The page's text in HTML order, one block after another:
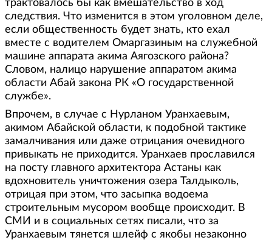
трактовалось бы как вмешательство в ход
следствия. Что изменится в этом уголовном деле,
если общественность будет знать, кто ехал
вместе с водителем Омаргазиным на служебной
машине аппарата акима Аягозского района?
Словом, налицо нарушение аппаратом акима
области Абай закона РК «О государственной
службе».
Впрочем, в случае с Нурланом Уранхаевым,
акимом Абайской области, к подобной тактике
замалчивания или даже отрицания очевидного
привыкать не приходится. Уранхаев прославился
на посту главного архитектора Астаны как
вдохновитель уничтожения озера Талдыколь,
отрицая при этом, что засыпка водоема
строительным мусором вообще происходит. В
СМИ и в социальных сетях писали, что за
Уранхаевым тянется шлейф с якобы незаконно